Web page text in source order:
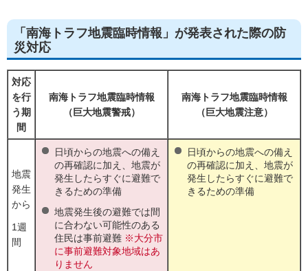
「南海トラフ地震臨時情報」が発表された際の防
災対応
対応
を行
う期
間
南海トラフ地震臨時情報
（巨大地震警戒）
南海トラフ地震臨時情報
（巨大地震注意）
地震
発生
から
1週
間
日頃からの地震への備え
の再確認に加え、地震が
発生したらすぐに避難で
きるための準備
地震発生後の避難では間
に合わない可能性のある
住民は事前避難 ※大分市
に事前避難対象地域はあ
りません
日頃からの地震への備え
の再確認に加え、地震が
発生したらすぐに避難で
きるための準備